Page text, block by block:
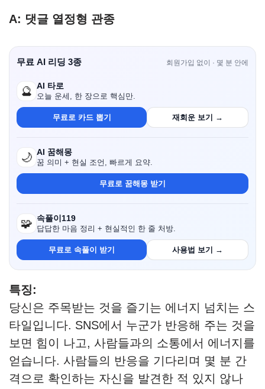
A: 댓글 열정형 관종
무료 AI 리딩 3종 회원가입 없이 · 몇 분 안에
🔮 AI 타로
오늘 운세, 한 장으로 핵심만.
무료로 카드 뽑기 재회운 보기 →
🌙 AI 꿈해몽
꿈 의미 + 현실 조언, 빠르게 요약.
무료로 꿈해몽 받기
🧩 속풀이119
답답한 마음 정리 + 현실적인 한 줄 처방.
무료로 속풀이 받기 사용법 보기 →
특징:
당신은 주목받는 것을 즐기는 에너지 넘치는 스
타일입니다. SNS에서 누군가 반응해 주는 것을
보면 힘이 나고, 사람들과의 소통에서 에너지를
얻습니다. 사람들의 반응을 기다리며 몇 분 간
격으로 확인하는 자신을 발견한 적 있지 않나